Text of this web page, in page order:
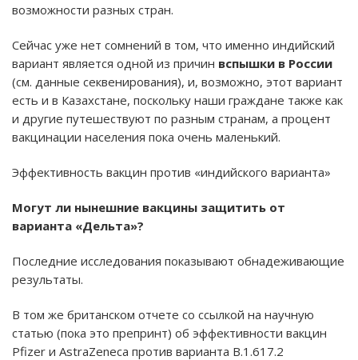
возможности разных стран.
Сейчас уже нет сомнений в том, что именно индийский
вариант является одной из причин вспышки в России
(см. данные секвенирования), и, возможно, этот вариант
есть и в Казахстане, поскольку наши граждане также как
и другие путешествуют по разным странам, а процент
вакцинации населения пока очень маленький.
Эффективность вакцин против «индийского варианта»
Могут ли нынешние вакцины защитить от
варианта «Дельта»?
Последние исследования показывают обнадеживающие
результаты.
В том же британском отчете со ссылкой на научную
статью (пока это препринт) об эффективности вакцин
Pfizer и AstraZeneca против варианта B.1.617.2